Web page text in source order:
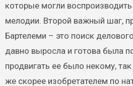
которые могли
мелодии. Второй важный шаг,
Бартелеми – это поиск
давно выросла и готова была
продвигать ее было некому,
же скорее изобретателем по